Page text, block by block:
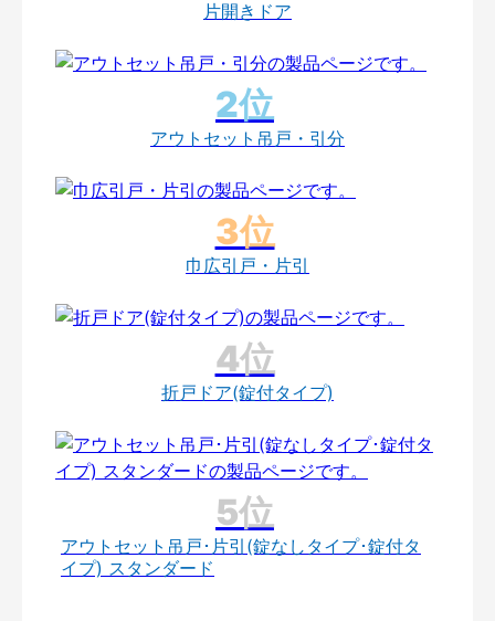
片開きドア
アウトセット吊戸・引分
巾広引戸・片引
折戸ドア(錠付タイプ)
アウトセット吊戸･片引(錠なしタイプ･錠付タ
イプ) スタンダード